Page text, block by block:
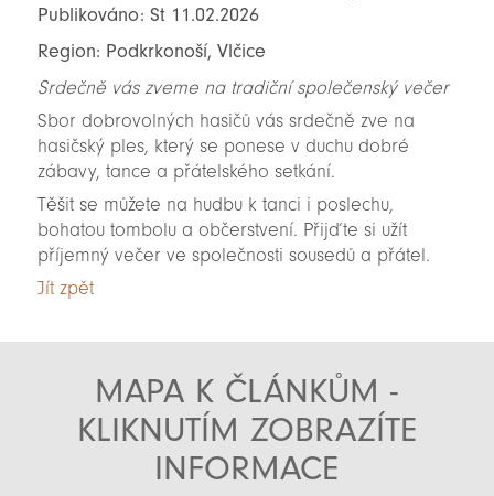
Publikováno: St 11.02.2026
Region: Podkrkonoší, Vlčice
Srdečně vás zveme na tradiční společenský večer
Sbor dobrovolných hasičů vás srdečně zve na
hasičský ples, který se ponese v duchu dobré
zábavy, tance a přátelského setkání.
Těšit se můžete na hudbu k tanci i poslechu,
bohatou tombolu a občerstvení. Přijďte si užít
příjemný večer ve společnosti sousedů a přátel.
Jít zpět
MAPA K ČLÁNKŮM -
KLIKNUTÍM ZOBRAZÍTE
INFORMACE